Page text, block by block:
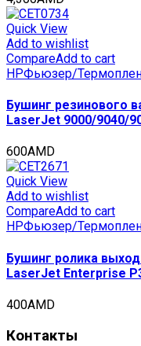
Quick View
Add to wishlist
CompareAdd to cart
HPФьюзер/
Бушинг резинового
LaserJet 9000/9040/
600AMD
Quick View
Add to wishlist
CompareAdd to cart
HPФьюзер/
Бушинг ролика
LaserJet Enterprise
400AMD
Контакты